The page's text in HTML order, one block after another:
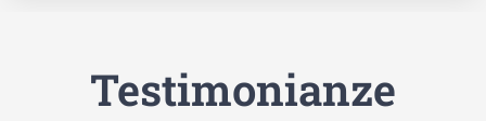
Testimonianze